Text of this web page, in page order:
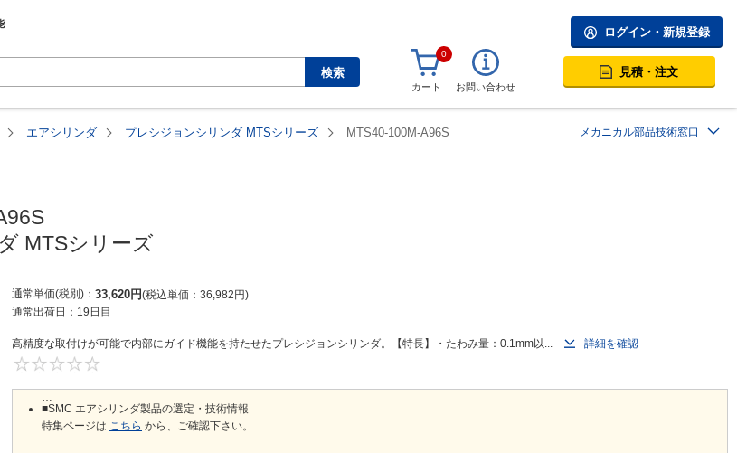
検索
ログイン・新規登録
0
カート お問い合わせ
見積・注文
エアシリンダ プレシジョンシリンダ MTSシリーズ MTS40-100M-A96S メカニカル部品技術窓口
MTSシリーズ
通常単価(税別) 33,620円 税込単価 36,982円
通常出荷日： 19日目
高精度な取付けが可能で内部にガイド機能を持たせたプレシジョンシリンダ。【特長】・たわみ量：0.1mm以...
詳細を確認
■SMC エアシリンダ製品の選定・技術情報
特集ページは こちら から、ご確認下さい。